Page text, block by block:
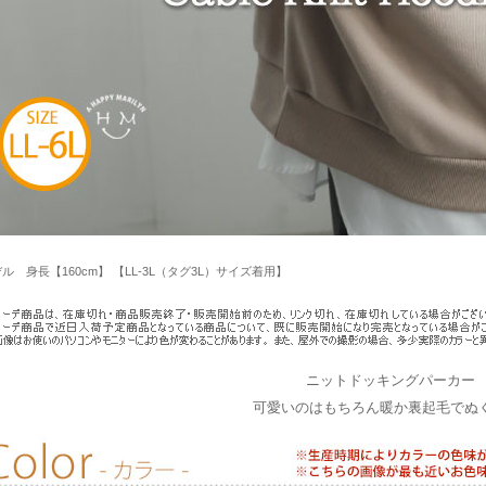
ル 身長【160cm】 【LL-3L（タグ3L）サイズ着用】
ニットドッキングパーカー
可愛いのはもちろん暖か裏起毛でぬ